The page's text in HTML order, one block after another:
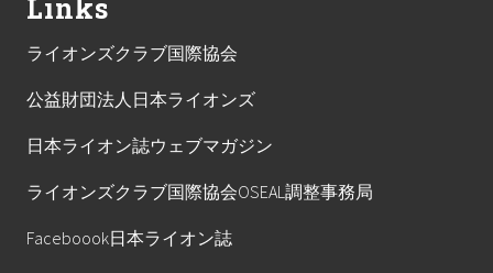
Links
ライオンズクラブ国際協会
公益財団法人日本ライオンズ
日本ライオン誌ウェブマガジン
ライオンズクラブ国際協会OSEAL調整事務局
Faceboook日本ライオン誌